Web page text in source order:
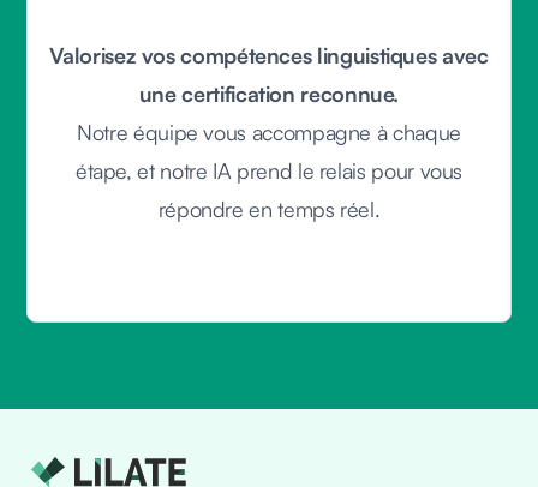
Valorisez vos compétences linguistiques avec
une certification reconnue.
Notre équipe vous accompagne à chaque
étape, et notre IA prend le relais pour vous
répondre en temps réel.